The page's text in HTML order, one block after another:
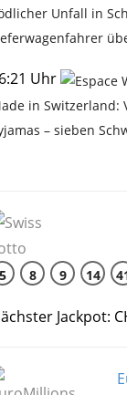
Unfall in
Uhr
in Switzerland:
– sieben
5 8 9 14
Jackpot: